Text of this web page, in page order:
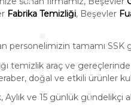
❅
❅
Fabrika Temizliği, Beşevler
personelimizin tamamı
temizlik araç ve
doğal ve etkili ürünler
Aylık ve 15 günlük